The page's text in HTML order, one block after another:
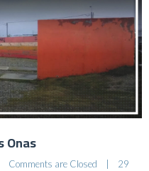
Onas
Comments are Closed
29